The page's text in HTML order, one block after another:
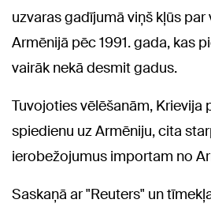
uzvaras gadījumā viņš kļūs par
Armēnijā pēc 1991. gada, kas
vairāk nekā desmit gadus.
Tuvojoties vēlēšanām, Krievija
spiedienu uz Armēniju, cita
ierobežojumus importam no
Saskaņā ar "Reuters" un